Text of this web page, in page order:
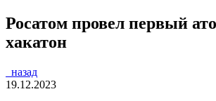
Росатом провел первый
хакатон
назад
19.12.2023